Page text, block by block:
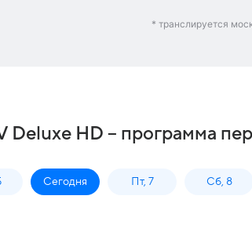
* транслируется
Deluxe HD – программа
Сегодня Пт, 7 Сб, 8